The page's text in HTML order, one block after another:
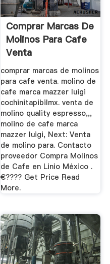
Comprar Marcas De
Molinos Para Cafe
Venta
comprar marcas de molinos
para cafe venta. molino de
cafe marca mazzer luigi
cochinitapibilmx. venta de
molino quality espresso,,,
molino de cafe marca
mazzer luigi, Next: Venta
de molino para. Contacto
proveedor Compra Molinos
de Cafe en Linio México .
€???? Get Price Read
More.